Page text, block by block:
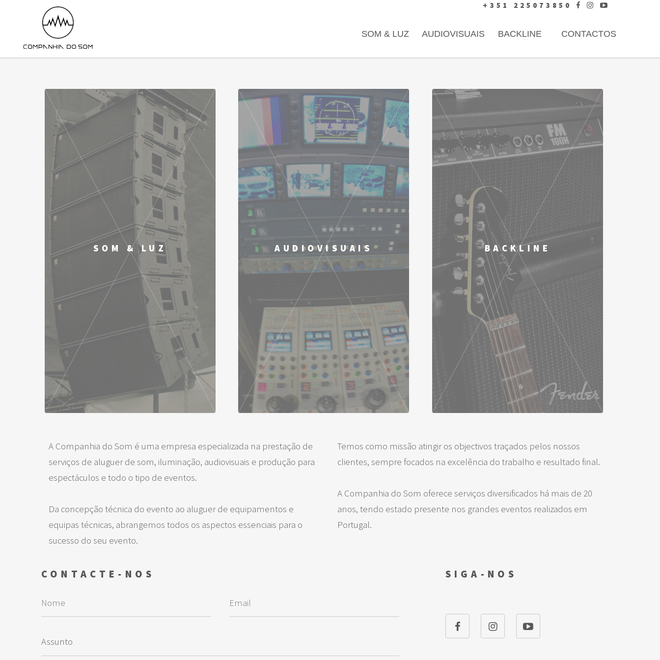
+351 225073850
SOM & LUZ AUDIOVISUAIS BACKLINE CONTACTOS
SOM & LUZ AUDIOVISUAIS BACKLINE
A Companhia do Som é uma empresa especializada na prestação de
serviços de aluguer de som, iluminação, audiovisuais e produção para
espectáculos e todo o tipo de eventos.
Da concepção técnica do evento ao aluguer de equipamentos e
equipas técnicas, abrangemos todos os aspectos essenciais para o
sucesso do seu evento.
Temos como missão atingir os objectivos traçados pelos nossos
clientes, sempre focados na excelência do trabalho e resultado final.
A Companhia do Som oferece serviços diversificados há mais de 20
anos, tendo estado presente nos grandes eventos realizados em
Portugal.
CONTACTE-NOS SIGA-NOS